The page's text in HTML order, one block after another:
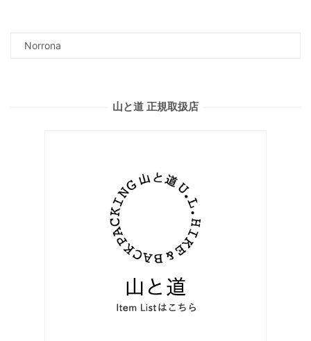
山と道 正規取扱店